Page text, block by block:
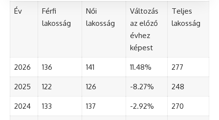
Év
Férfi
lakosság
Női
lakosság
Változás
az előző
évhez
képest
Teljes
lakosság
2026 136 141 11.48% 277
2025 122 126 -8.27% 248
2024 133 137 -2.92% 270